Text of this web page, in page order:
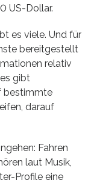
US-Dollar.
es viele. Und für
bereitgestellt
relativ
gibt
bestimmte
darauf
Fahren
laut Musik,
Profile eine